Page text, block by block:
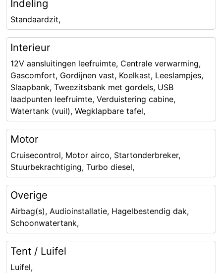
Indeling
Standaardzit,
Interieur
12V aansluitingen leefruimte, Centrale verwarming,
Gascomfort, Gordijnen vast, Koelkast, Leeslampjes,
Slaapbank, Tweezitsbank met gordels, USB
laadpunten leefruimte, Verduistering cabine,
Watertank (vuil), Wegklapbare tafel,
Motor
Cruisecontrol, Motor airco, Startonderbreker,
Stuurbekrachtiging, Turbo diesel,
Overige
Airbag(s), Audioinstallatie, Hagelbestendig dak,
Schoonwatertank,
Tent / Luifel
Luifel,